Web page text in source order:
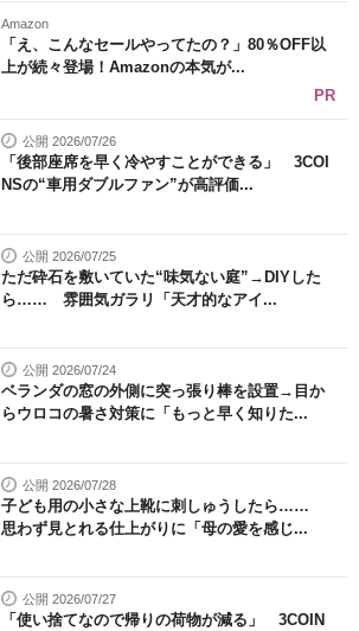
Amazon
「え、こんなセールやってたの？」80％OFF以
上が続々登場！Amazonの本気が...
PR
公開 2026/07/26
「後部座席を早く冷やすことができる」 3COI
NSの“車用ダブルファン”が高評価...
公開 2026/07/25
ただ砕石を敷いていた“味気ない庭”→DIYした
ら…… 雰囲気ガラリ「天才的なアイ...
公開 2026/07/24
ベランダの窓の外側に突っ張り棒を設置→目か
らウロコの暑さ対策に「もっと早く知りた...
公開 2026/07/28
子ども用の小さな上靴に刺しゅうしたら……
思わず見とれる仕上がりに「母の愛を感じ...
公開 2026/07/27
「使い捨てなので帰りの荷物が減る」 3COIN